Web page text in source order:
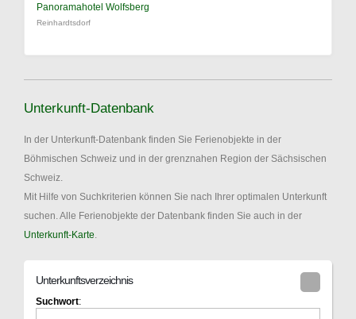
Panoramahotel Wolfsberg
Reinhardtsdorf
Unterkunft-Datenbank
In der Unterkunft-Datenbank finden Sie Ferienobjekte in der
Böhmischen Schweiz und in der grenznahen Region der Sächsischen
Schweiz.
Mit Hilfe von Suchkriterien können Sie nach Ihrer optimalen Unterkunft
suchen. Alle Ferienobjekte der Datenbank finden Sie auch in der
Unterkunft-Karte
Unterkunftsverzeichnis
Suchwort: